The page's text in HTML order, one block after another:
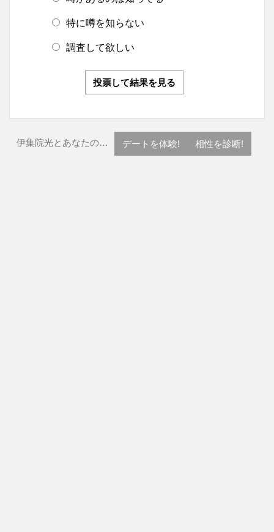
特に噂を知らない
調査して欲しい
投票して結果を見る
伊集院光とあなたの… デートを体験! 相性を診断!